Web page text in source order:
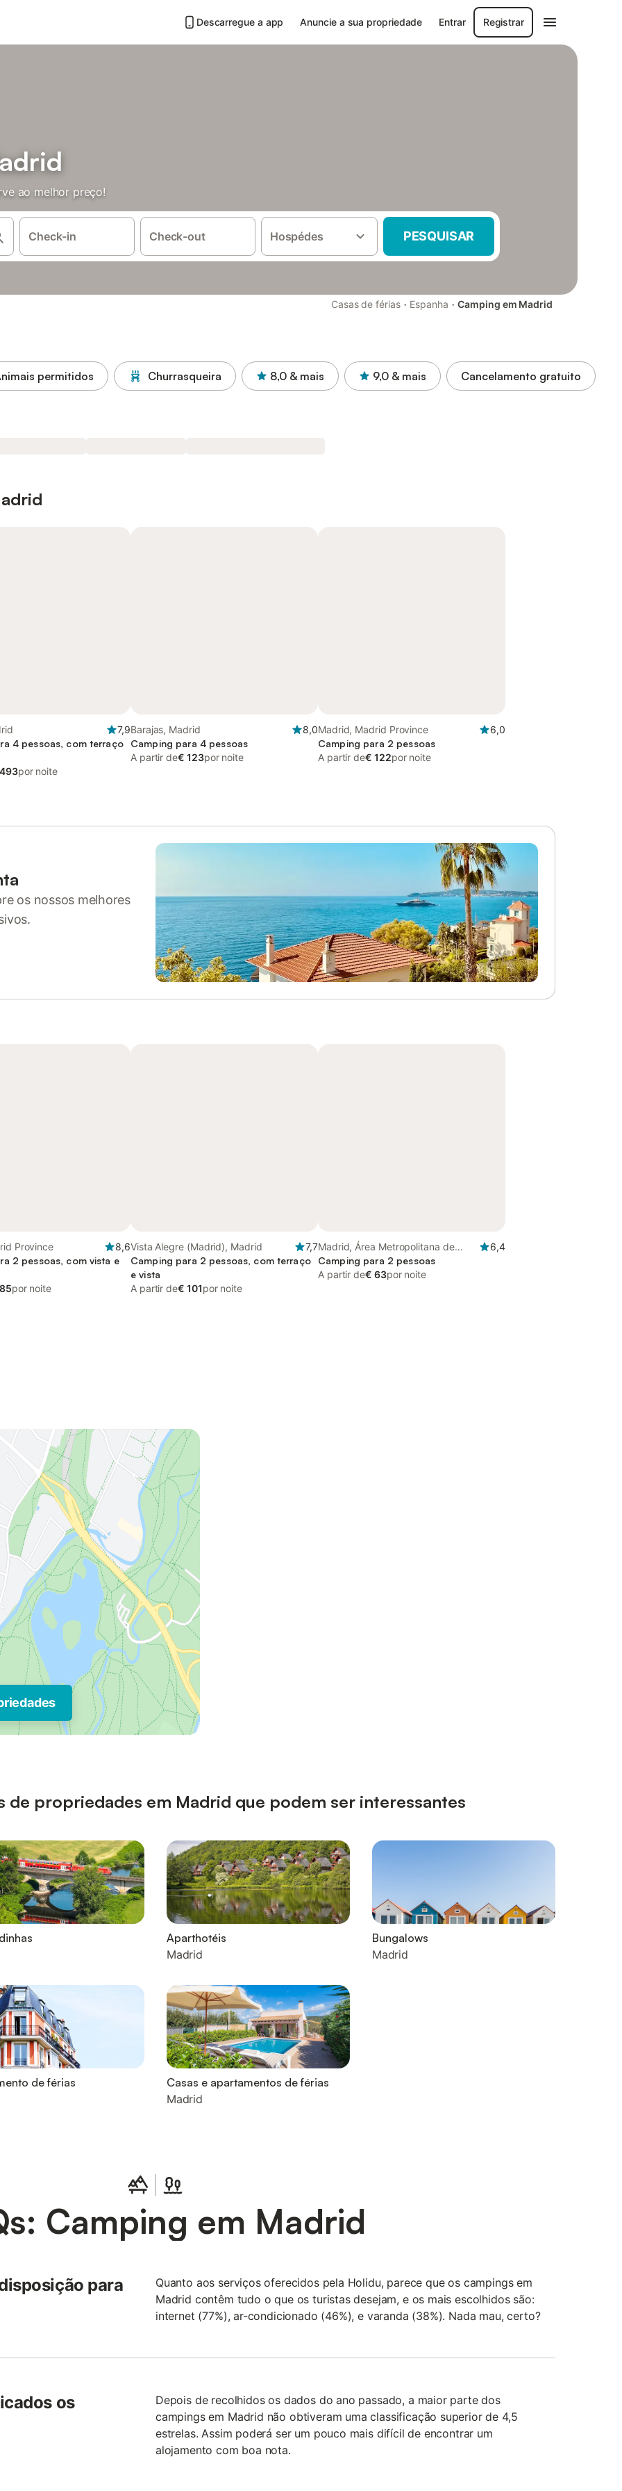
Descarregue a app Anuncie a sua propriedade Entrar Registrar
ao melhor preço!
Check-in Check-out Hospédes PESQUISAR
Casas de férias · Espanha · Camping em Madrid
permitidos Churrasqueira 8,0 & mais 9,0 & mais Cancelamento gratuito
7,9
4 pessoas, com terraço
por noite
Barajas, Madrid
8,0
Camping para 4 pessoas
A partir de€ 123por noite
Madrid, Madrid Province
6,0
Camping para 2 pessoas
A partir de€ 122por noite
os nossos melhores
Province
8,6
2 pessoas, com vista e
por noite
Vista Alegre (Madrid), Madrid
7,7
Camping para 2 pessoas, com terraço
e vista
A partir de€ 101por noite
Madrid, Área Metropolitana de
Madrid
6,4
Camping para 2 pessoas
A partir de€ 63por noite
de propriedades em Madrid que podem ser interessantes
Aparthotéis
Madrid
Bungalows
Madrid
de férias
Casas e apartamentos de férias
Madrid
Camping em Madrid
para
Quanto aos serviços oferecidos pela Holidu, parece que os campings em
Madrid contêm tudo o que os turistas desejam, e os mais escolhidos são:
internet (77%), ar-condicionado (46%), e varanda (38%). Nada mau, certo?
os
Depois de recolhidos os dados do ano passado, a maior parte dos
campings em Madrid não obtiveram uma classificação superior de 4,5
estrelas. Assim poderá ser um pouco mais difícil de encontrar um
alojamento com boa nota.